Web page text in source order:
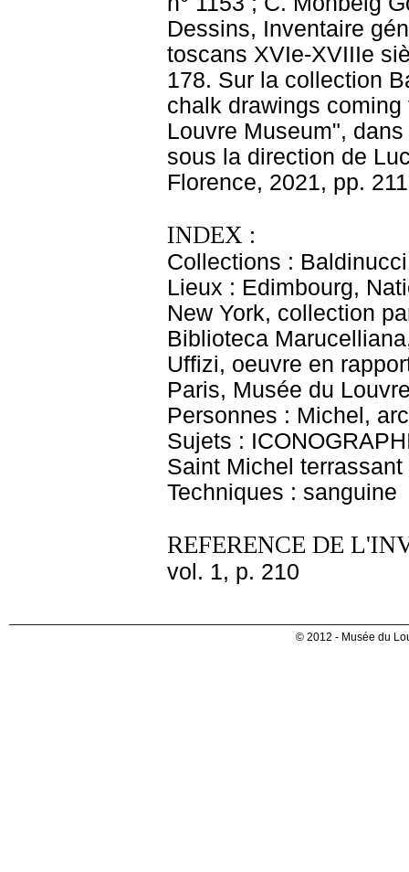
Dessins, Inventaire
toscans XVIe-XVIIIe
178. Sur la collection
chalk drawings
Louvre Museum",
sous la direction de
Florence, 2021, pp.
INDEX :
Collections :
Lieux : Edimbourg,
New York, collection
Biblioteca
Uffizi, oeuvre en
Paris, Musée du
Personnes : Michel,
Sujets :
Saint Michel
Techniques : sanguine
REFERENCE DE
vol. 1, p. 210
© 2012 - Musée du